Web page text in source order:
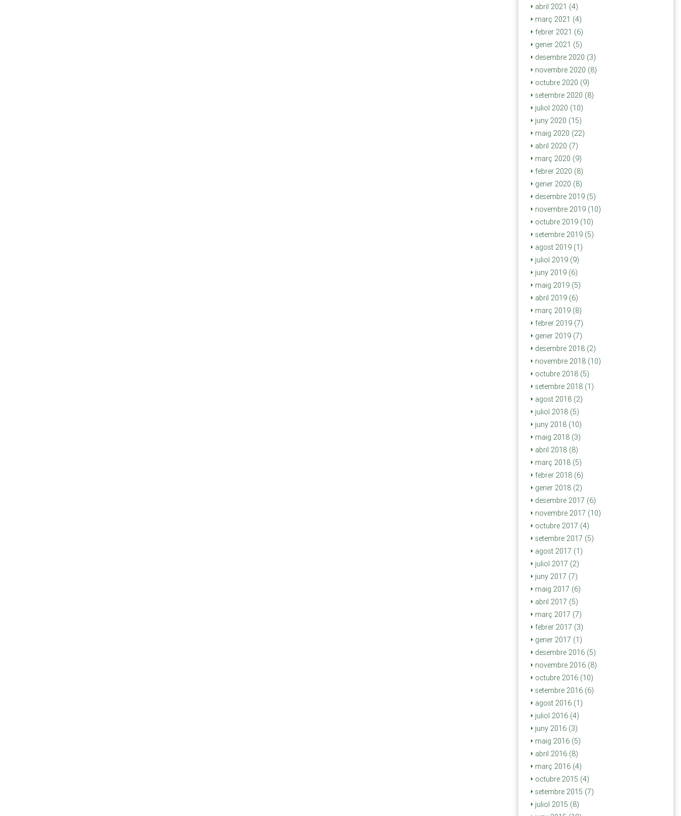
abril 2021 (4)
març 2021 (4)
febrer 2021 (6)
gener 2021 (5)
desembre 2020 (3)
novembre 2020 (8)
octubre 2020 (9)
setembre 2020 (8)
juliol 2020 (10)
juny 2020 (15)
maig 2020 (22)
abril 2020 (7)
març 2020 (9)
febrer 2020 (8)
gener 2020 (8)
desembre 2019 (5)
novembre 2019 (10)
octubre 2019 (10)
setembre 2019 (5)
agost 2019 (1)
juliol 2019 (9)
juny 2019 (6)
maig 2019 (5)
abril 2019 (6)
març 2019 (8)
febrer 2019 (7)
gener 2019 (7)
desembre 2018 (2)
novembre 2018 (10)
octubre 2018 (5)
setembre 2018 (1)
agost 2018 (2)
juliol 2018 (5)
juny 2018 (10)
maig 2018 (3)
abril 2018 (8)
març 2018 (5)
febrer 2018 (6)
gener 2018 (2)
desembre 2017 (6)
novembre 2017 (10)
octubre 2017 (4)
setembre 2017 (5)
agost 2017 (1)
juliol 2017 (2)
juny 2017 (7)
maig 2017 (6)
abril 2017 (5)
març 2017 (7)
febrer 2017 (3)
gener 2017 (1)
desembre 2016 (5)
novembre 2016 (8)
octubre 2016 (10)
setembre 2016 (6)
agost 2016 (1)
juliol 2016 (4)
juny 2016 (3)
maig 2016 (5)
abril 2016 (8)
març 2016 (4)
octubre 2015 (4)
setembre 2015 (7)
juliol 2015 (8)